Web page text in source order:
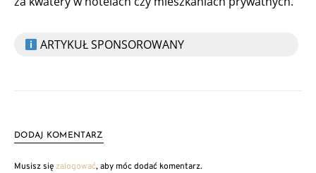
ARTYKUŁ SPONSOROWANY
DODAJ KOMENTARZ
Musisz sięzalogować, aby móc dodać komentarz.